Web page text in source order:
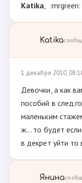
Katika,
Katika
1 декабря 2010,
Девочки, а как
пособий в
маленьким
ж... то будет
в декрет уйти
Янина